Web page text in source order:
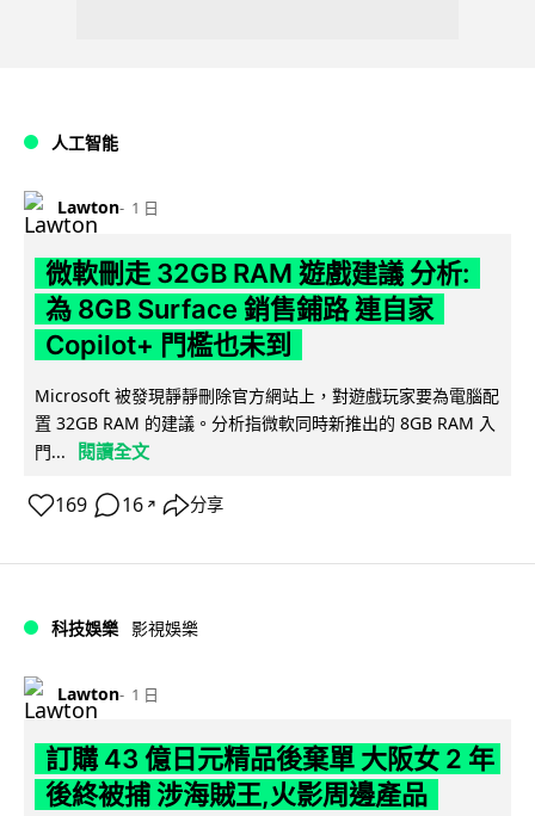
人工智能
Lawton 1 日
微軟刪走 32GB RAM 遊戲建議 分析:
為 8GB Surface 銷售鋪路 連自家
Copilot+ 門檻也未到
Microsoft 被發現靜靜刪除官方網站上，對遊戲玩家要為電腦配
置 32GB RAM 的建議。分析指微軟同時新推出的 8GB RAM 入
門...
閱讀全文
169 16 ↗ 分享
科技娛樂 影視娛樂
Lawton 1 日
訂購 43 億日元精品後棄單 大阪女 2 年
後終被捕 涉海賊王,火影周邊產品